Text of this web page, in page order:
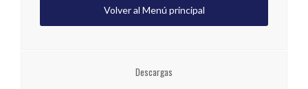
Volver al Menú principal
Descargas